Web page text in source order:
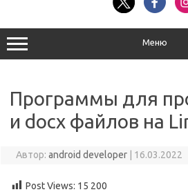
Меню
Программы для
и docx файлов на
Автор: android developer 16.03.2022
Post Views: 15 200